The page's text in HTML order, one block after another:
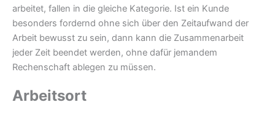
arbeitet, fallen in die gleiche Kategorie. Ist ein Kunde
besonders fordernd ohne sich über den Zeitaufwand der
Arbeit bewusst zu sein, dann kann die Zusammenarbeit
jeder Zeit beendet werden, ohne dafür jemandem
Rechenschaft ablegen zu müssen.
Arbeitsort